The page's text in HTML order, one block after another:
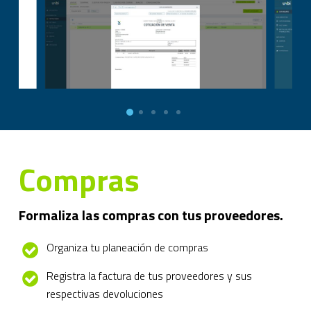
Compras
Formaliza las compras con tus proveedores.
Organiza tu planeación de compras
Registra la factura de tus proveedores y sus
respectivas devoluciones